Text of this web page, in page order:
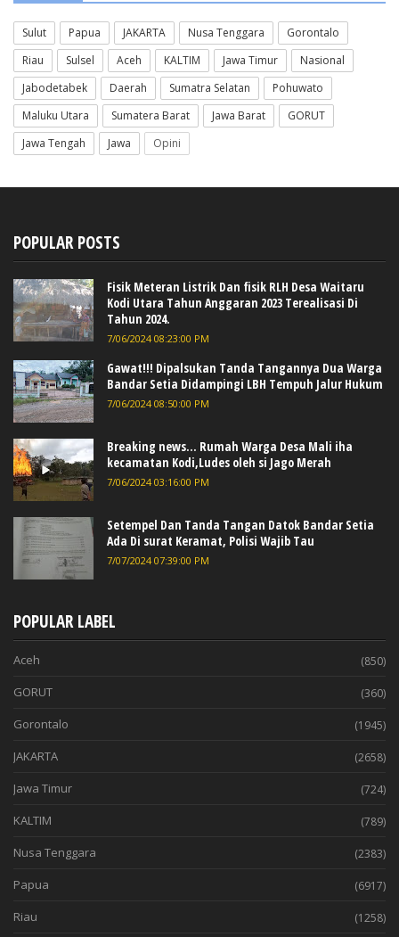
Sulut Papua JAKARTA Nusa Tenggara
Gorontalo
Riau
Sulsel Aceh KALTIM Jawa Timur
Nasional
Jabodetabek
Daerah Sumatra Selatan
Pohuwato
Maluku Utara
Sumatera Barat Jawa Barat
GORUT
Jawa Tengah
Jawa Opini
POPULAR POSTS
Fisik Meteran Listrik Dan fisik RLH Desa Waitaru
Kodi Utara Tahun Anggaran 2023 Terealisasi Di
Tahun 2024.
7/06/2024 08:23:00 PM
Gawat!!! Dipalsukan Tanda Tangannya Dua Warga
Bandar Setia Didampingi LBH Tempuh Jalur Hukum
7/06/2024 08:50:00 PM
Breaking news... Rumah Warga Desa Mali iha
kecamatan Kodi,Ludes oleh si Jago Merah
7/06/2024 03:16:00 PM
Setempel Dan Tanda Tangan Datok Bandar Setia
Ada Di surat Keramat, Polisi Wajib Tau
7/07/2024 07:39:00 PM
POPULAR LABEL
Aceh (850)
GORUT (360)
Gorontalo (1945)
JAKARTA (2658)
Jawa Timur (724)
KALTIM (789)
Nusa Tenggara (2383)
Papua (6917)
Riau (1258)